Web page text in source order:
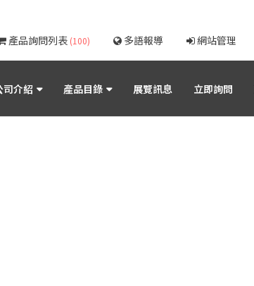
產品詢問列表 (100) 多語報導 網站管理
司介紹 產品目錄 展覽訊息 立即詢問